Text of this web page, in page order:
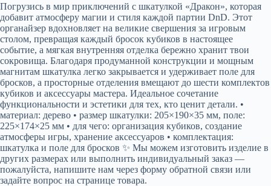
Погрузись в мир приключений с шкатулкой «Дракон», которая
добавит атмосферу магии и стиля каждой партии DnD. Этот
органайзер вдохновляет на великие свершения за игровым
столом, превращая каждый бросок кубиков в настоящее
событие, а мягкая внутренняя отделка бережно хранит твои
сокровища. Благодаря продуманной конструкции и мощным
магнитам шкатулка легко закрывается и удерживает поле для
бросков, а просторные отделения вмещают до шести комплектов
кубиков и аксессуары мастера. Идеальное сочетание
функциональности и эстетики для тех, кто ценит детали. •
материал: дерево • размер шкатулки: 205×190×35 мм, поле:
225×174×25 мм • для чего: организация кубиков, создание
атмосферы игры, хранение аксессуаров • комплектация:
шкатулка и поле для бросков ✨ Мы можем изготовить изделие в
других размерах или выполнить индивидуальный заказ —
пожалуйста, напишите нам через форму обратной связи или
задайте вопрос на странице товара.